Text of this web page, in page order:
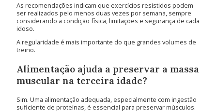
As recomendações indicam que exercícios resistidos podem
ser realizados pelo menos duas vezes por semana, sempre
considerando a condição física, limitações e segurança de cada
idoso.
A regularidade é mais importante do que grandes volumes de
treino.
Alimentação ajuda a preservar a massa
muscular na terceira idade?
Sim. Uma alimentação adequada, especialmente com ingestão
suficiente de proteínas, é essencial para preservar músculos.